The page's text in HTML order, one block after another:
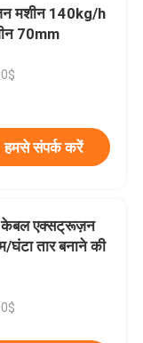
मशीन 140kg/h
70mm
हमसे संपर्क करें
केबल एक्सट्रूज़न
घंटा तार बनाने की